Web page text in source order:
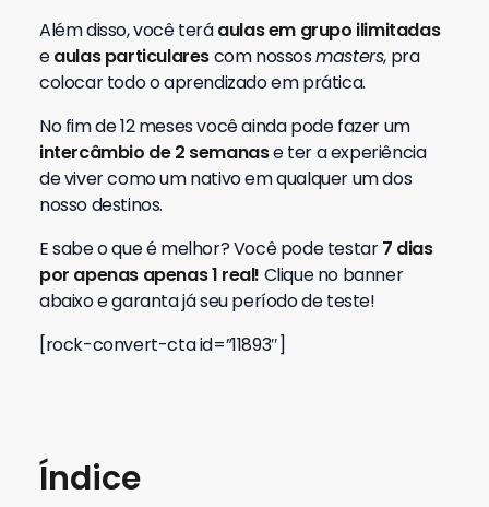
Além disso, você teráaulas em grupo ilimitadas
eaulas particularescom nossosmasters, pra
colocar todo o aprendizado em prática.
No fim de 12 meses você ainda pode fazer um
intercâmbio de 2 semanase ter a experiência
de viver como um nativo em qualquer um dos
nosso destinos.
E sabe o que é melhor? Você pode testar7 dias
por apenas apenas 1 real! Clique no banner
abaixo e garanta já seu período de teste!
[rock-convert-cta id=”11893″]
Índice